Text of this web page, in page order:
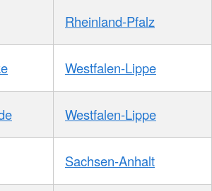
Rheinland-Pfalz
Westfalen-Lippe
Westfalen-Lippe
Sachsen-Anhalt